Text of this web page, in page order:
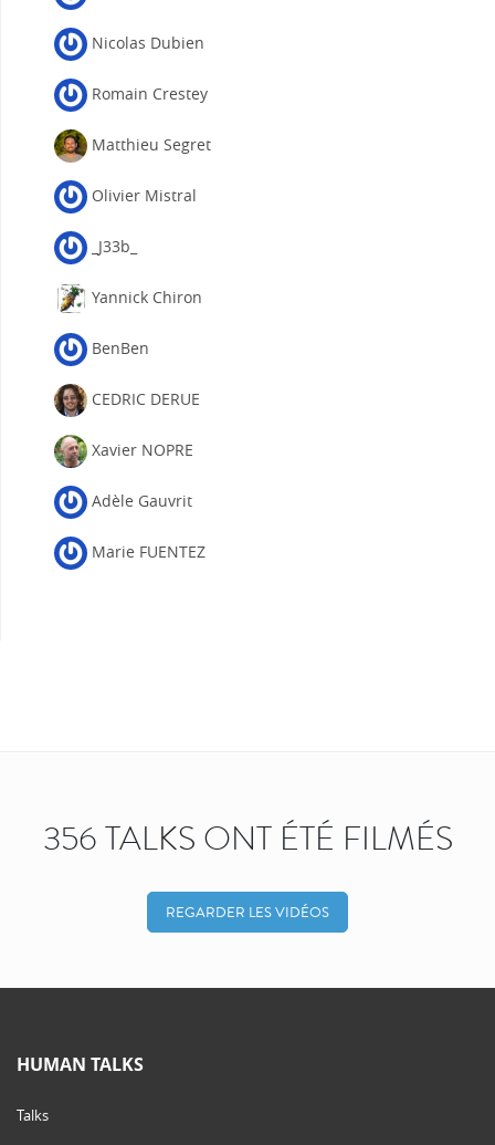
Nicolas Dubien
Romain Crestey
Matthieu Segret
Olivier Mistral
_J33b_
Yannick Chiron
BenBen
CEDRIC DERUE
Xavier NOPRE
Adèle Gauvrit
Marie FUENTEZ
356 TALKS ONT ÉTÉ FILMÉS
REGARDER LES VIDÉOS
HUMAN TALKS
Talks